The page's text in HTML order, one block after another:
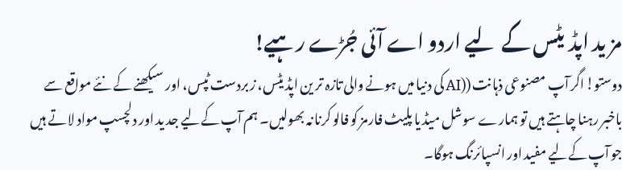
مزید اپڈیٹس کے لیے اردو اے آئی جُڑے رہیے!
دوستو! اگر آپ مصنوعی ذہانت (AI)کی دنیا میں ہونے والی تازہ ترین اپڈیٹس، زبردست ٹپس، اور سیکھنے کے نئے مواقع سے
باخبر رہنا چاہتے ہیں تو ہمارے سوشل میڈیا پلیٹ فارمز کو فالو کرنا نہ بھولیں۔ ہم آپ کے لیے جدید اور دلچسپ مواد لاتے ہیں
جو آپ کے لیے مفید اور انسپائرنگ ہوگا۔